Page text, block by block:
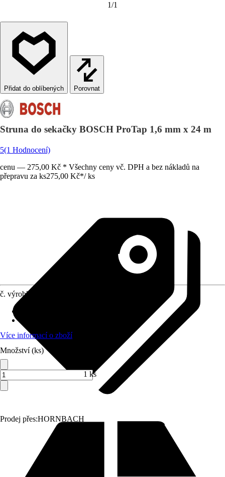
1/1
Porovnat
Struna do sekačky BOSCH ProTap 1,6 mm x 24 m
5(1 Hodnocení)
cenu — 275,00 Kč * Všechny ceny vč. DPH a bez nákladů na
přepravu za ks275,00 Kč*/ ks
Prodej přes:HORNBACH
č. výrobku
Více informací o zboží
Množství (ks)
1 ks